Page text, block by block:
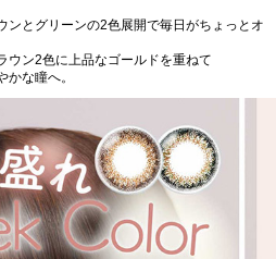
ンとグリーンの2色展開で毎日がちょっとオ
ウン2色に上品なゴールドを重ねて
な瞳へ。